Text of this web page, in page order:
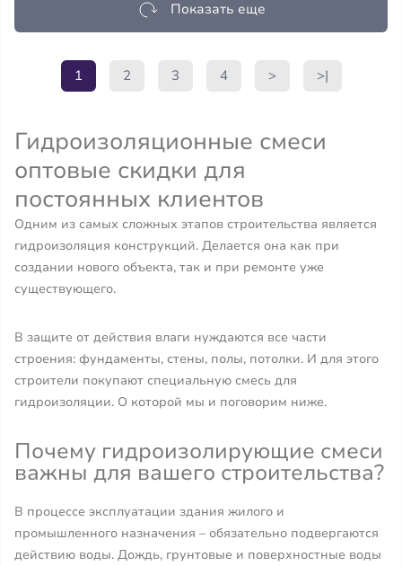
Показать еще
1 2 3 4 > >|
Гидроизоляционные смеси
оптовые скидки для
постоянных клиентов
Одним из самых сложных этапов строительства является
гидроизоляция конструкций. Делается она как при
создании нового объекта, так и при ремонте уже
существующего.
В защите от действия влаги нуждаются все части
строения: фундаменты, стены, полы, потолки. И для этого
строители покупают специальную смесь для
гидроизоляции. О которой мы и поговорим ниже.
Почему гидроизолирующие смеси
важны для вашего строительства?
В процессе эксплуатации здания жилого и
промышленного назначения – обязательно подвергаются
действию воды. Дождь, грунтовые и поверхностные воды